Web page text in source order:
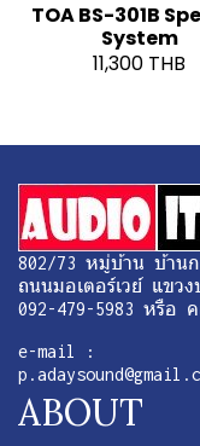
TOA BS-301B
System
11,300 THB
802/73 หมู่บ้าน บ้าน
ถนนมอเตอร์เวย์ แขวง
092-479-5983 หรือ
e-mail :
ABOUT